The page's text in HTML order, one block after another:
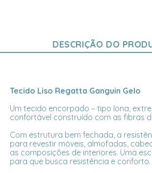
DESCRIÇÃO DO
Tecido Liso Regatta Ganguin Gelo
Um tecido encorpado – tipo lona,
confortável construído com as fibras
Com estrutura bem fechada, a
para revestir móveis, almofadas,
as composições de interiores. Uma
para que busca resistência e conforto.